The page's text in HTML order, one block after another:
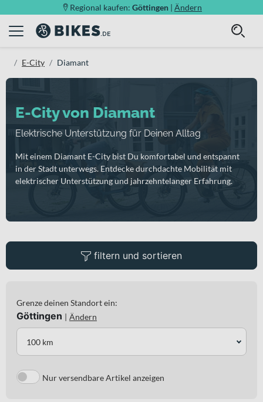
Regional kaufen: Göttingen | Ändern
E-City Diamant
E-City von Diamant
Elektrische Unterstützung für Deinen Alltag
Mit einem Diamant E-City bist Du komfortabel und entspannt
in der Stadt unterwegs. Entdecke durchdachte Mobilität mit
elektrischer Unterstützung und jahrzehntelanger Erfahrung.
filtern und sortieren
Grenze deinen Standort ein:
Göttingen | Ändern
100 km
Nur versendbare Artikel anzeigen